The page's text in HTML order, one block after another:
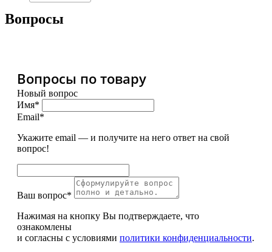
Вопросы
Вопросы по товару
Новый вопрос
Имя*
Email*
Укажите email — и получите на него ответ на свой
вопрос!
Ваш вопрос*
Нажимая на кнопку Вы подтверждаете, что
ознакомлены
и согласны с условиями политики конфиденциальности.